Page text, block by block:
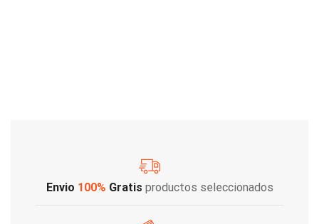
Envio 100% Gratis productos seleccionados